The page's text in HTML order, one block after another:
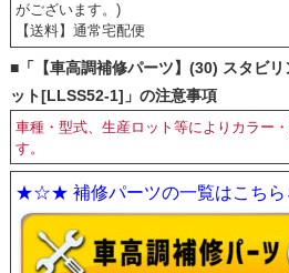
がございます。)
【送料】通常宅配便
■「【車高調補修パーツ】(30) スタビ
ット[LLSS52-1]」の注意事項
車種・型式、生産ロット等によりカラー
す。
★☆★ 補修パーツの一覧はこち